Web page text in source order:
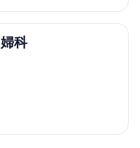
婦科